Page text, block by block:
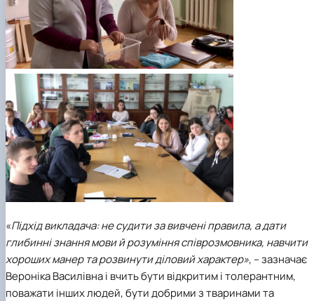
«Підхід викладача: не судити за вивчені правила, а дати
глибинні знання мови й розуміння співрозмовника, навчити
хороших манер та розвинути діловий характер», – зазначає
Вероніка Василівна і вчить бути відкритим і толерантним,
поважати інших людей, бути добрими з тваринами та